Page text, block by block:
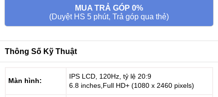
MUA TRẢ GÓP 0%
(Duyệt HS 5 phút, Trả góp qua thẻ)
Thông Số Kỹ Thuật
Màn hình:
IPS LCD, 120Hz, tỷ lệ 20:9
6.8 inches,Full HD+ (1080 x 2460 pixels)